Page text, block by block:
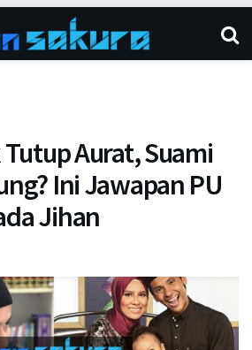
Tutup Aurat, Suami
Ini Jawapan PU
Jihan